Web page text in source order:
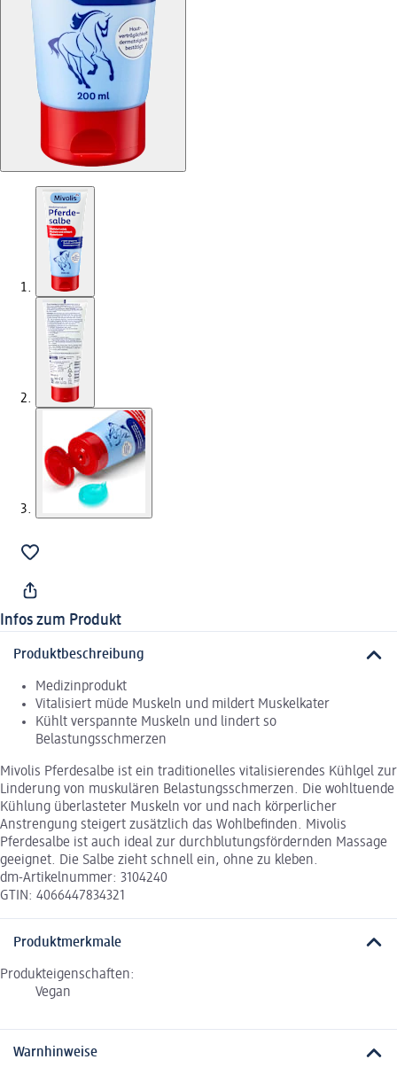
Infos zum Produkt
Produktbeschreibung
Medizinprodukt
Vitalisiert müde Muskeln und mildert Muskelkater
Kühlt verspannte Muskeln und lindert so
Belastungsschmerzen
Mivolis Pferdesalbe ist ein traditionelles vitalisierendes Kühlgel zur
Linderung von muskulären Belastungsschmerzen. Die wohltuende
Kühlung überlasteter Muskeln vor und nach körperlicher
Anstrengung steigert zusätzlich das Wohlbefinden. Mivolis
Pferdesalbe ist auch ideal zur durchblutungsfördernden Massage
geeignet. Die Salbe zieht schnell ein, ohne zu kleben.
dm-Artikelnummer: 3104240
GTIN: 4066447834321
Produktmerkmale
Produkteigenschaften:
Vegan
Warnhinweise